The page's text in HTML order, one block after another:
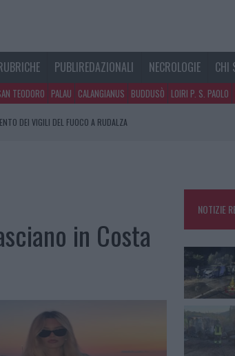
PUBLIREDAZIONALI NECROLOGIE CHI
TEODORO PALAU CALANGIANUS BUDDUSÒ LOIRI P. S. PAOLO
DEI VIGILI DEL FUOCO A RUDALZA
in Costa
NOTIZIE